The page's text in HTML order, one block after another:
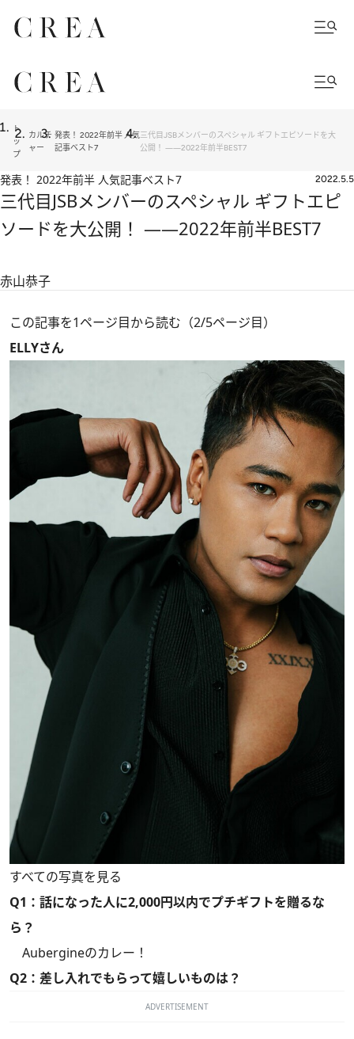
ト
ッ
プ
カルチ
ャー
発表！ 2022年前半 人気
記事ベスト7
三代目JSBメンバーのスペシャル ギフトエピソードを大
公開！ ――2022年前半BEST7
発表！ 2022年前半 人気記事ベスト7 2022.5.5
三代目JSBメンバーのスペシャル ギフトエピ
ソードを大公開！ ――2022年前半BEST7
赤山恭子
この記事を1ページ目から読む（2/5ページ目）
ELLYさん
すべての写真を見る
Q1：話になった人に2,000円以内でプチギフトを贈るな
ら？
Aubergineのカレー！
Q2：差し入れでもらって嬉しいものは？
ADVERTISEMENT